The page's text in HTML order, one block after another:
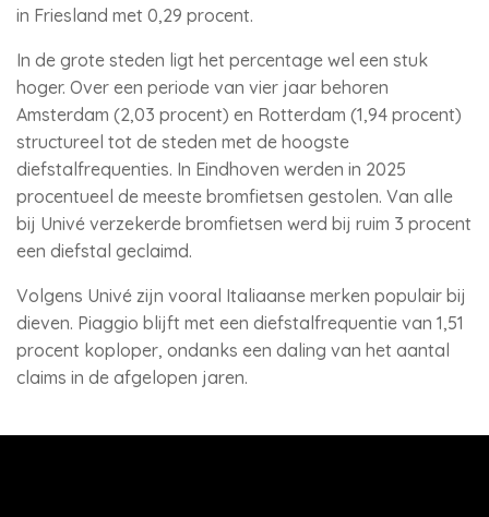
in Friesland met 0,29 procent.
In de grote steden ligt het percentage wel een stuk
hoger. Over een periode van vier jaar behoren
Amsterdam (2,03 procent) en Rotterdam (1,94 procent)
structureel tot de steden met de hoogste
diefstalfrequenties. In Eindhoven werden in 2025
procentueel de meeste bromfietsen gestolen. Van alle
bij Univé verzekerde bromfietsen werd bij ruim 3 procent
een diefstal geclaimd.
Volgens Univé zijn vooral Italiaanse merken populair bij
dieven. Piaggio blijft met een diefstalfrequentie van 1,51
procent koploper, ondanks een daling van het aantal
claims in de afgelopen jaren.